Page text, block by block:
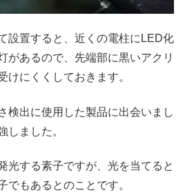
設置すると、近くの電柱にLED化
があるので、先端部に黒いアクリ
けにくくしておきます。
検出に使用した製品に出会いまし
しました。
光する素子ですが、光を当てると
でもあるとのことです。